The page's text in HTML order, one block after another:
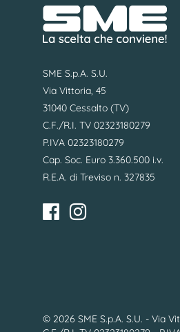
SME S.p.A. S.U.
Via Vittoria, 45
31040 Cessalto (TV)
C.F./R.I. TV 02323180279
P.IVA 02323180279
Cap. Soc. Euro 3.360.500 i.v.
R.E.A. di Treviso n. 327835
© 2026 SME S.p.A. S.U. - Via